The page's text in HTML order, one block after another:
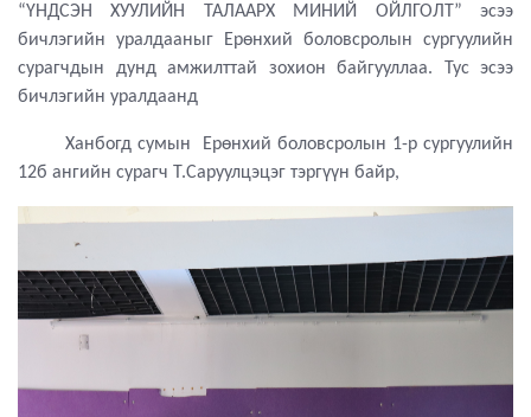
“ҮНДСЭН ХУУЛИЙН ТАЛААРХ МИНИЙ ОЙЛГОЛТ” эсээ
бичлэгийн уралдааныг Ерөнхий боловсролын сургуулийн
сурагчдын дунд амжилттай зохион байгууллаа. Тус эсээ
бичлэгийн уралдаанд
Ханбогд сумын Ерөнхий боловсролын 1-р сургуулийн
12б ангийн сурагч Т.Саруулцэцэг тэргүүн байр,